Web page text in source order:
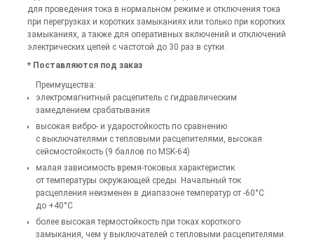
для проведения тока в нормальном режиме и отключения тока
при перегрузках и коротких замыканиях или только при коротких
замыканиях, а также для оперативных включений и отключений
электрических цепей с частотой до 30 раз в сутки.
* Поставляются под заказ
Преимущества:
электромагнитный расцепитель с гидравлическим
замедлением срабатывания
высокая вибро- и ударостойкость по сравнению
с выключателями с тепловыми расцепителями, высокая
сейсмостойкость (9 баллов по MSK-64)
малая зависимость время-токовых характеристик
от температуры окружающей среды. Начальный ток
расцепления неизменен в диапазоне температур от -60°С
до +40°С
более высокая термостойкость при токах короткого
замыкания, чем у выключателей с тепловыми расцепителями.